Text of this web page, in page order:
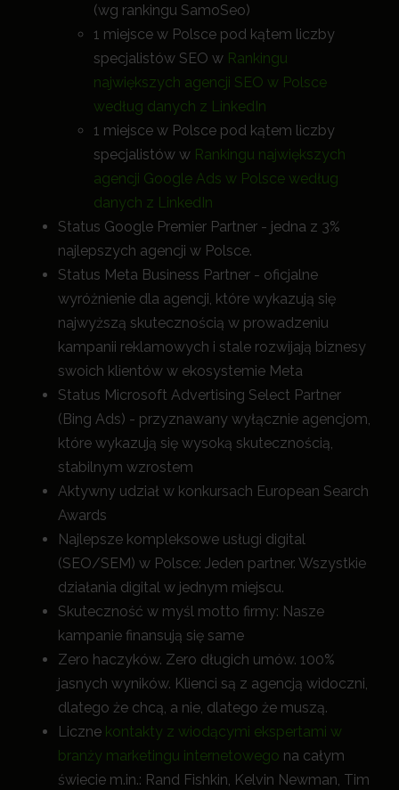
(wg rankingu SamoSeo)
1 miejsce w Polsce pod kątem liczby
specjalistów SEO w Rankingu
największych agencji SEO w Polsce
według danych z LinkedIn
1 miejsce w Polsce pod kątem liczby
specjalistów w Rankingu największych
agencji Google Ads w Polsce według
danych z LinkedIn
Status Google Premier Partner - jedna z 3%
najlepszych agencji w Polsce.
Status Meta Business Partner - oficjalne
wyróżnienie dla agencji, które wykazują się
najwyższą skutecznością w prowadzeniu
kampanii reklamowych i stale rozwijają biznesy
swoich klientów w ekosystemie Meta
Status Microsoft Advertising Select Partner
(Bing Ads) - przyznawany wyłącznie agencjom,
które wykazują się wysoką skutecznością,
stabilnym wzrostem
Aktywny udział w konkursach European Search
Awards
Najlepsze kompleksowe usługi digital
(SEO/SEM) w Polsce: Jeden partner. Wszystkie
działania digital w jednym miejscu.
Skuteczność w myśl motto firmy: Nasze
kampanie finansują się same
Zero haczyków. Zero długich umów. 100%
jasnych wyników. Klienci są z agencją widoczni,
dlatego że chcą, a nie, dlatego że muszą.
Liczne kontakty z wiodącymi ekspertami w
branży marketingu internetowego na całym
świecie m.in.: Rand Fishkin, Kelvin Newman, Tim